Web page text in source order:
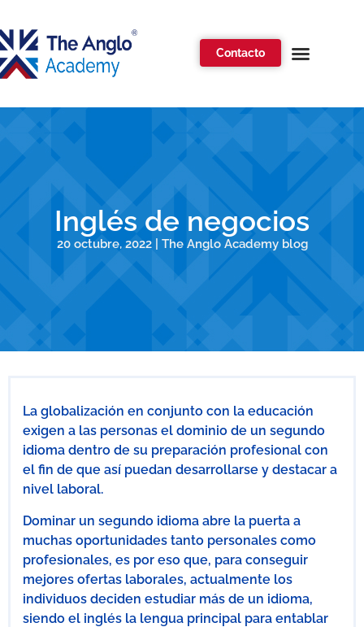
Contacto
Inglés de negocios
20 octubre, 2022 | The Anglo Academy blog
La globalización en conjunto con la educación
exigen a las personas el dominio de un segundo
idioma dentro de su preparación profesional con
el fin de que así puedan desarrollarse y destacar a
nivel laboral.
Dominar un segundo idioma abre la puerta a
muchas oportunidades tanto personales como
profesionales, es por eso que, para conseguir
mejores ofertas laborales, actualmente los
individuos deciden estudiar más de un idioma,
siendo el inglés la lengua principal para entablar